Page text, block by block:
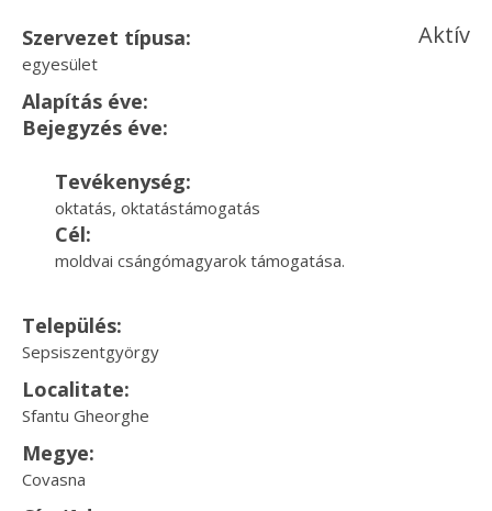
Szervezet típusa:
egyesület
Aktív
Alapítás éve:
Bejegyzés éve:
Tevékenység:
oktatás, oktatástámogatás
Cél:
moldvai csángómagyarok támogatása.
Település:
Sepsiszentgyörgy
Localitate:
Sfantu Gheorghe
Megye:
Covasna